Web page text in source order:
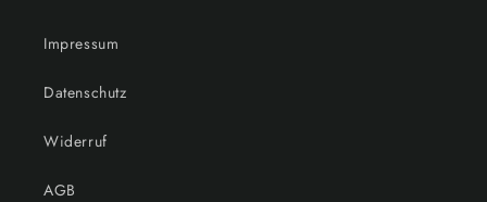
Impressum
Datenschutz
Widerruf
AGB